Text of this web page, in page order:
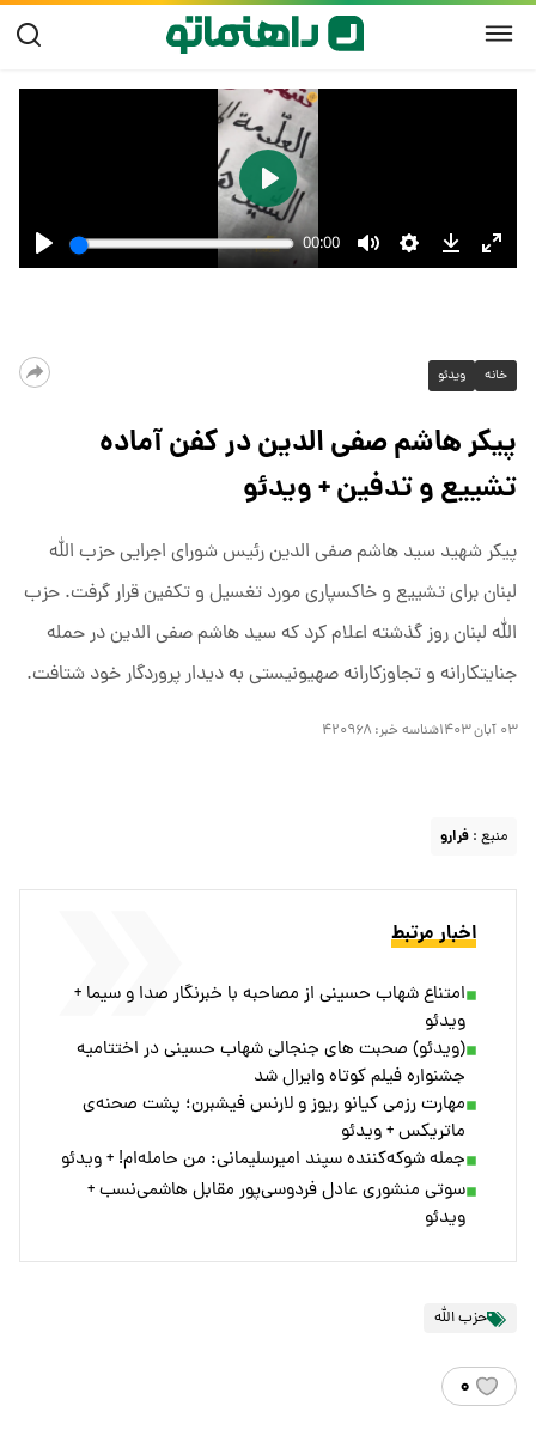
خانه ویدئو
پیکر هاشم صفی الدین در کفن آماده
تشییع و تدفین + ویدئو
پیکر شهید سید هاشم صفی الدین رئیس شورای اجرایی حزب الله
لبنان برای تشییع و خاکسپاری مورد تغسیل و تکفین قرار گرفت. حزب
الله لبنان روز گذشته اعلام کرد که سید هاشم صفی الدین در حمله
جنایتکارانه و تجاوزکارانه صهیونیستی به دیدار پروردگار خود شتافت.
۰۳ آبان ۱۴۰۳ شناسه خبر: ۴۲۰۹۶۸
منبع : فرارو
اخبار مرتبط
امتناع شهاب حسینی از مصاحبه با خبرنگار صدا و سیما +
ویدئو
(ویدئو) صحبت های جنجالی شهاب حسینی در اختتامیه
جشنواره فیلم کوتاه وایرال شد
مهارت رزمی کیانو ریوز و لارنس فیشبرن؛ پشت صحنه‌ی
ماتریکس + ویدئو
جمله شوکه‌کننده سپند امیرسلیمانی: من حامله‌ام! + ویدئو
سوتی منشوری عادل فردوسی‌پور مقابل هاشمی‌نسب +
ویدئو
حزب الله
۰